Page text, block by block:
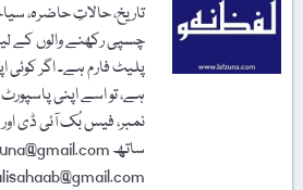
تاریخ، حالاتِ حاضرہ،
چسپی رکھنے والوں کے
پلیٹ فارم ہے۔ اگر کوئی
ہے، تو اسے اپنی
نمبر، فیس بُک آئی ڈی